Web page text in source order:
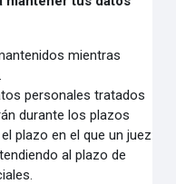
mientras
personales tratados
durante los plazos
plazo en el que un juez
al plazo de